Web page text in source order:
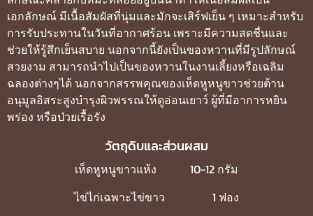
เอกลักษณ์ มีเนื้อสัมผัสที่นุ่มและมักจะเสิร์ฟเย็น ๆ เหมาะสำหรับ
การรับประทานในวันที่อากาศร้อน เพราะมีความสดชื่นและ
ช่วยให้รู้สึกเย็นสบาย นอกจากนี้ยังเป็นของหวานที่มีรูปลักษณ์
สวยงาม สามารถนำไปเป็นของหวานในงานเลี้ยงหรือเฉลิม
ฉลองต่างๆได้ นอกจากสรรพคุณของเห็ดหูหนูขาวช่วยต้าน
อนุมูลอิสระสูงบำรุงผิวพรรณให้ดูอ่อนเยาว์ ผู้ที่มีอาการหยิน
พร่อง หรือป่วยเรื้อรัง
วัตถุดิบและส่วนผสม
เห็ดหูหนูขาวแห้ง 10-12 กรัม
ไข่ไก่เฉพาะไข่ขาว 1 ฟอง